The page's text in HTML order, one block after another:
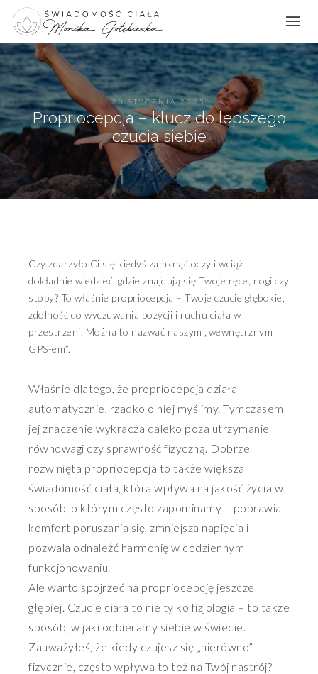
20 STYCZNIA 2025
Propriocepcja – klucz do lepszego
czucia siebie
Czy zdarzyło Ci się kiedyś zamknąć oczy i wciąż
dokładnie wiedzieć, gdzie znajdują się Twoje ręce, nogi czy
stopy? To właśnie propriocepcja – Twoje czucie głębokie,
zdolność do wyczuwania pozycji i ruchu ciała w
przestrzeni. Można to nazwać naszym „wewnętrznym
GPS-em”.
Właśnie dlatego, że propriocepcja działa
automatycznie, rzadko o niej myślimy. Tymczasem
jej znaczenie wykracza daleko poza utrzymanie
równowagi czy sprawność fizyczną. Dobrze
rozwinięta propriocepcja to także większa
świadomość ciała, która wpływa na jakość życia w
sposób, o którym często zapominamy – poprawia
komfort poruszania się, zmniejsza napięcia i
pozwala odnaleźć harmonię w codziennym
funkcjonowaniu.
Ale warto spojrzeć na propriocepcję jeszcze
głębiej. Czucie ciała to nie tylko fizjologia – to także
sposób, w jaki odbieramy siebie w świecie.
Zauważyłeś, że kiedy czujesz się „nierówno”
fizycznie, często wpływa to też na Twój nastrój?